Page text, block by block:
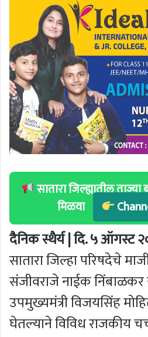
सातारा जिल्ह्यातील
मिळवा
दैनिक स्थैर्य | दि. ५ ऑगस्ट
सातारा जिल्हा परिषदेचे
संजीवराजे नाईक
उपमुख्यमंत्री विजयसिंह
घेतल्याने विविध राजकीय